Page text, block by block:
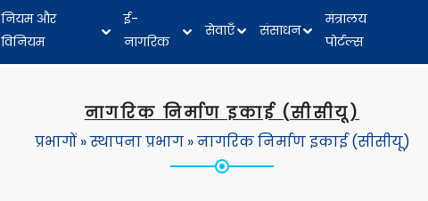
नियम और
विनियम
ई-
नागरिक
सेवाएँ संसाधन
मंत्रालय
पोर्टल्स
नागरिक निर्माण इकाई (सीसीयू)
प्रभागों»स्थापना प्रभाग»नागरिक निर्माण इकाई (सीसीयू)